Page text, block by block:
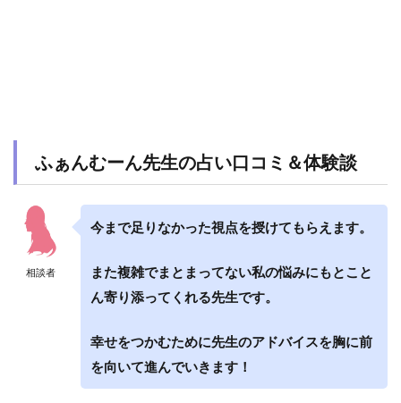
ふぁんむーん先生の占い口コミ＆体験談
相談者
今まで足りなかった視点を授けてもらえます。
また複雑でまとまってない私の悩みにもとこと
ん寄り添ってくれる先生です。
幸せをつかむために先生のアドバイスを胸に前
を向いて進んでいきます！